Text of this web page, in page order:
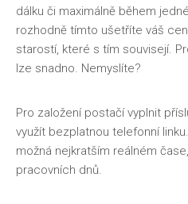
dálku či maximálně během
rozhodně tímto ušetříte váš
starostí, které s tím souvisejí.
lze snadno. Nemyslíte?
Pro založení postačí vyplnit
využít bezplatnou telefonní
možná nejkratším reálném
pracovních dnů.